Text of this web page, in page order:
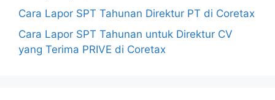
Cara Lapor SPT Tahunan Direktur PT di Coretax
Cara Lapor SPT Tahunan untuk Direktur CV
yang Terima PRIVE di Coretax